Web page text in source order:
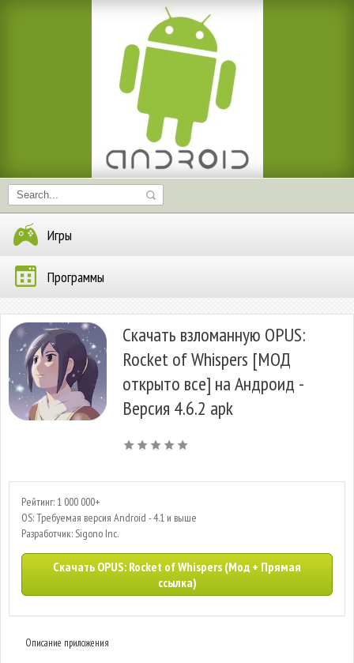
Игры
Программы
Скачать взломанную OPUS:
Rocket of Whispers [МОД
открыто все] на Андроид -
Версия 4.6.2 apk
Рейтинг: 1 000 000+
OS: Требуемая версия Android - 4.1 и выше
Разработчик: Sigono Inc.
Скачать OPUS: Rocket of Whispers (Мод + Прямая
ссылка)
Описание приложения